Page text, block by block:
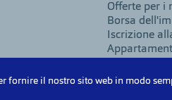
Offerte per i
Borsa
Iscrizione
fornire il nostro sito web in modo